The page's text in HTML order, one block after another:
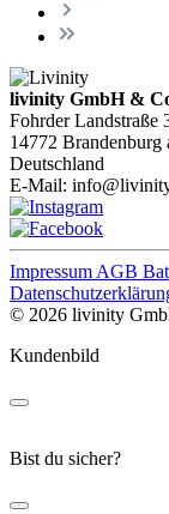
livinity GmbH &
Fohrder Landstraße
14772 Brandenburg
Deutschland
E-Mail:
Impressum AGB
© 2026 livinity
Kundenbild
Bist du sicher?